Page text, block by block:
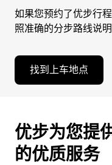
如果您预约了优步行
照准确的分步路线说
找到上车地点
优步为您提
的优质服务